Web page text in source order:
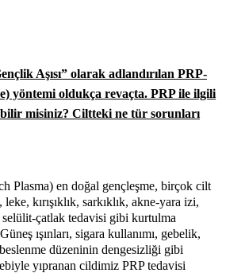
Aşısı” olarak adlandırılan PRP-
yöntemi oldukça revaçta. PRP ile ilgili
misiniz? Ciltteki ne tür sorunları
Plasma) en doğal gençleşme, birçok cilt
kırışıklık, sarkıklık, akne-yara izi,
çatlak tedavisi gibi kurtulma
ışınları, sigara kullanımı, gebelik,
düzeninin dengesizliği gibi
yıpranan cildimiz PRP tedavisi